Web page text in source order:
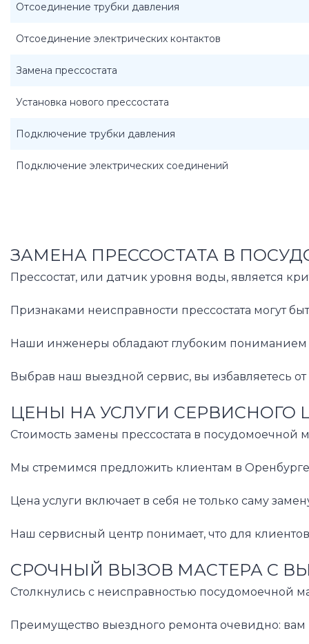
Отсоединение трубки давления
Отсоединение электрических контактов
Замена прессостата
Установка нового прессостата
Подключение трубки давления
Подключение электрических соединений
ЗАМЕНА ПРЕССОСТАТА В
Прессостат, или датчик уровня воды, является
Признаками неисправности прессостата могут
Наши инженеры обладают глубоким пониманием
Выбрав наш выездной сервис, вы избавляетесь
ЦЕНЫ НА УСЛУГИ СЕРВИСНОГО
Стоимость замены прессостата в
Мы стремимся предложить клиентам в
Цена услуги включает в себя не только саму
Наш сервисный центр понимает, что для
СРОЧНЫЙ ВЫЗОВ МАСТЕРА С
Столкнулись с неисправностью посудомоечной
Преимущество выездного ремонта очевидно: